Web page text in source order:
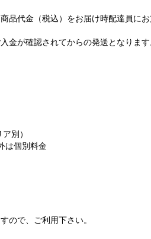
品代金（税込）をお届け時配達員に
金が確認されてからの発送となりま
別）
は個別料金
ので、ご利用下さい。